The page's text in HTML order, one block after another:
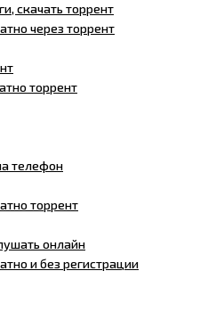
скачать торрент
через торрент
торрент
телефон
торрент
онлайн
и без регистрации